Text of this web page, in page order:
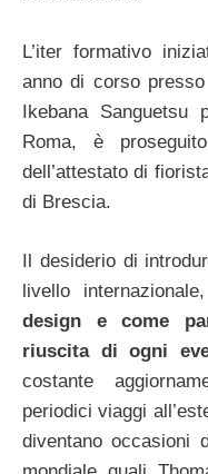
L’iter formativo
anno di corso
Ikebana Sanguetsu
Roma, è
dell’attestato di
di Brescia.
Il desiderio di
livello
design e come
riuscita di ogni
costante
periodici viaggi
diventano occasioni